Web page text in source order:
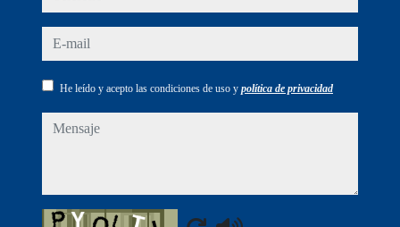
e-mail
He leído y acepto las condiciones de uso y política de privacidad
mensaje
Captcha